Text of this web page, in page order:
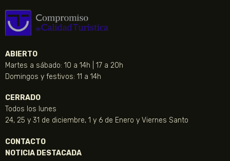
ABIERTO
Martes a sábado: 10 a 14h | 17 a 20h
Domingos y festivos: 11 a 14h
CERRADO
Todos los lunes
24, 25 y 31 de diciembre, 1 y 6 de Enero y Viernes Santo
CONTACTO
NOTICIA DESTACADA